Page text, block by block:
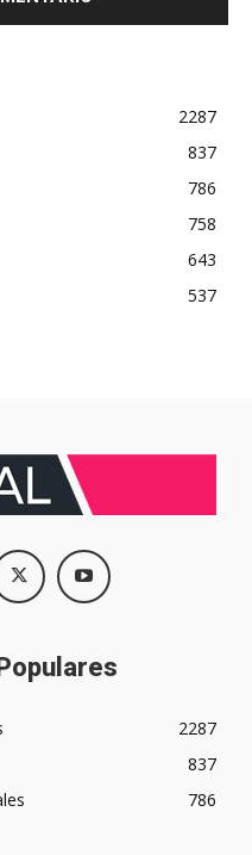
2287
837
786
758
643
537
2287
837
786